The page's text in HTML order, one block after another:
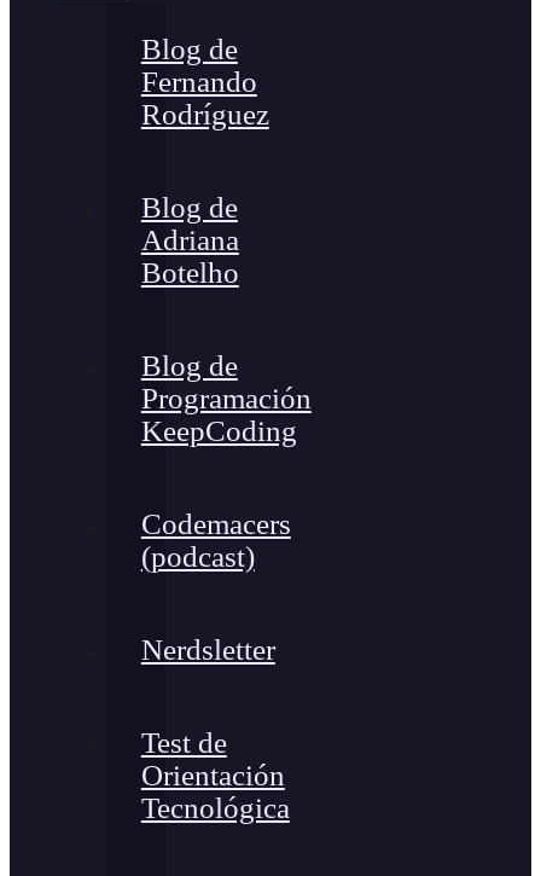
Blog de
Fernando
Rodríguez
Blog de
Adriana
Botelho
Blog de
Programación
KeepCoding
Codemacers
(podcast)
Nerdsletter
Test de
Orientación
Tecnológica